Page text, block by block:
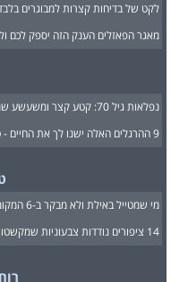
לקט של בדיחות קצרות למבוגרים
מאגר הפאזלים הענק הזה יספק
נפלאות גיל 70: קטע קצר ומשעשע שמוכיח שלכל גיל יש יתרונות!
9 ההרגלים האלה ישנו לך את החיים - טיפ מספר 5 מומלץ בחום!
מי שמטייל באילת ולא מבקר ב-6 המקומות הנהדרים האלה - מפספס!
14 ציפורים נודדות צבעוניות שמקשטות את שמי הארץ בימי האביב